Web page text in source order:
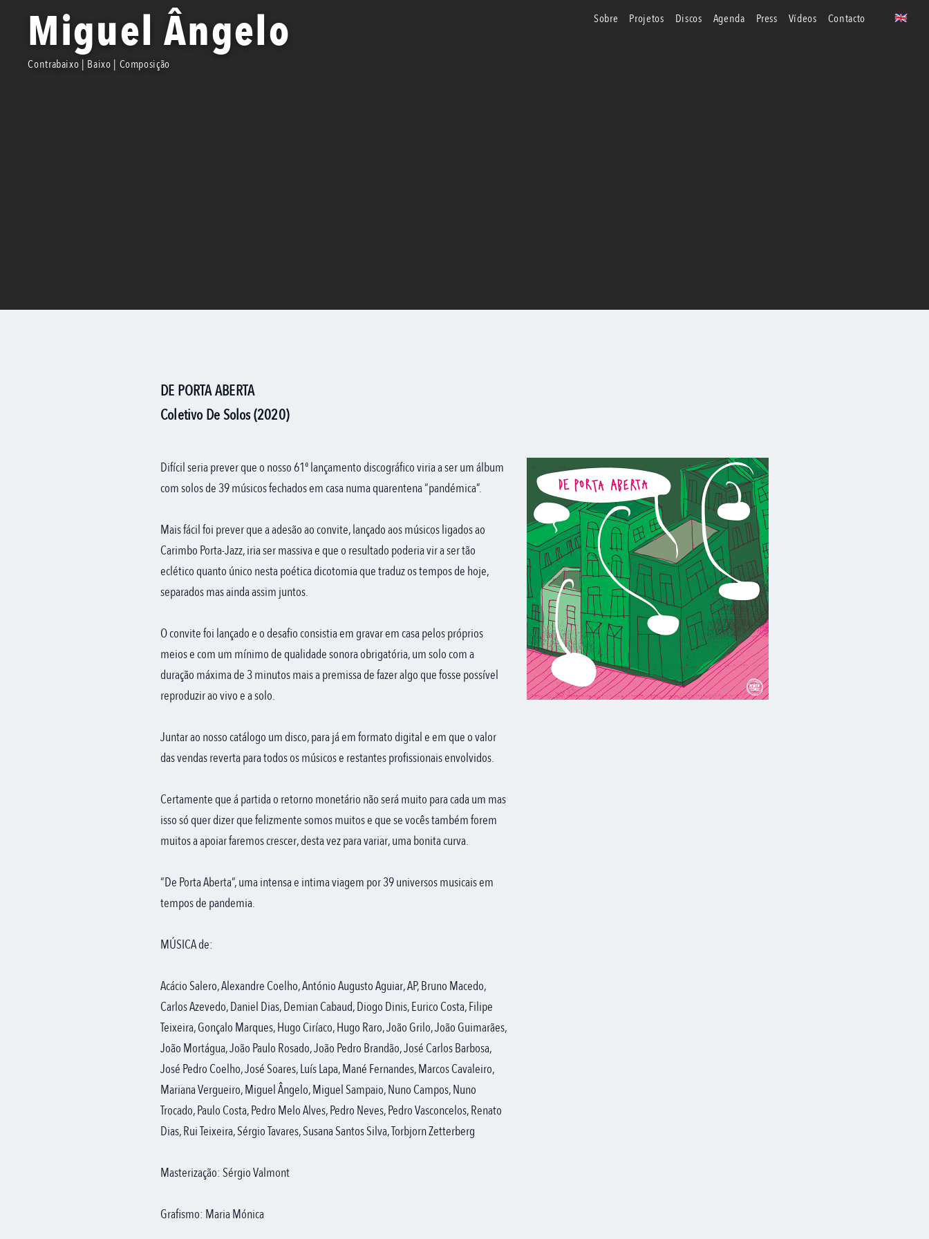
sobre projetos discos agenda press vídeos contacto 🇬🇧
uk
Miguel Ângelo
Contrabaixo | Baixo | Composição
DE PORTA ABERTA
Coletivo De Solos (2020)
Difícil seria prever que o nosso 61º lançamento discográfico viria a ser um álbum
com solos de 39 músicos fechados em casa numa quarentena “pandémica”.
Mais fácil foi prever que a adesão ao convite, lançado aos músicos ligados ao
Carimbo Porta-Jazz, iria ser massiva e que o resultado poderia vir a ser tão
eclético quanto único nesta poética dicotomia que traduz os tempos de hoje,
separados mas ainda assim juntos.
O convite foi lançado e o desafio consistia em gravar em casa pelos próprios
meios e com um mínimo de qualidade sonora obrigatória, um solo com a
duração máxima de 3 minutos mais a premissa de fazer algo que fosse possível
reproduzir ao vivo e a solo.
Juntar ao nosso catálogo um disco, para já em formato digital e em que o valor
das vendas reverta para todos os músicos e restantes profissionais envolvidos.
Certamente que á partida o retorno monetário não será muito para cada um mas
isso só quer dizer que felizmente somos muitos e que se vocês também forem
muitos a apoiar faremos crescer, desta vez para variar, uma bonita curva.
“De Porta Aberta”, uma intensa e intima viagem por 39 universos musicais em
tempos de pandemia.
MÚSICA de:
Acácio Salero, Alexandre Coelho, António Augusto Aguiar, AP, Bruno Macedo,
Carlos Azevedo, Daniel Dias, Demian Cabaud, Diogo Dinis, Eurico Costa, Filipe
Teixeira, Gonçalo Marques, Hugo Ciríaco, Hugo Raro, João Grilo, João Guimarães,
João Mortágua, João Paulo Rosado, João Pedro Brandão, José Carlos Barbosa,
José Pedro Coelho, José Soares, Luís Lapa, Mané Fernandes, Marcos Cavaleiro,
Mariana Vergueiro, Miguel Ângelo, Miguel Sampaio, Nuno Campos, Nuno
Trocado, Paulo Costa, Pedro Melo Alves, Pedro Neves, Pedro Vasconcelos, Renato
Dias, Rui Teixeira, Sérgio Tavares, Susana Santos Silva, Torbjorn Zetterberg
Masterização: Sérgio Valmont
Grafismo: Maria Mónica